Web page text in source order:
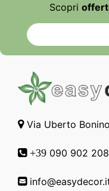
Scopri
Via Uberto
+39 090 902